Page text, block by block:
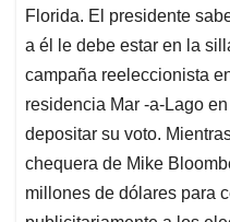
Florida. El presidente
a él le debe estar en la
campaña reeleccionista
residencia Mar -a-Lago
depositar su voto.
chequera de Mike
millones de dólares para